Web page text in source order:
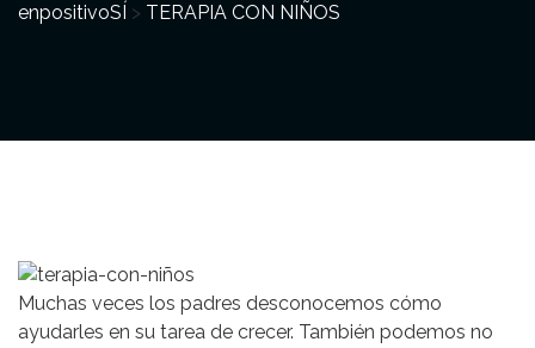
enpositivoSÍ > TERAPIA CON NIÑOS
Muchas veces los padres desconocemos cómo
ayudarles en su tarea de crecer. También podemos no